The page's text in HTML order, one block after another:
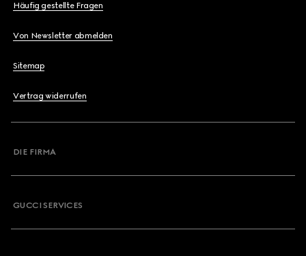
Häufig gestellte Fragen
Von Newsletter abmelden
Sitemap
Vertrag widerrufen
DIE FIRMA
GUCCI SERVICES